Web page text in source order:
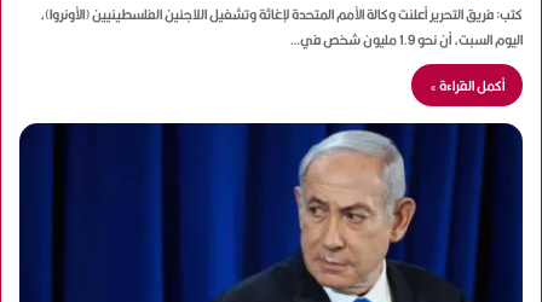
كتب: فريق التحرير أعلنت وكالة الأمم المتحدة لإغاثة وتشغيل اللاجئين الفلسطينيين (الأونروا)،
اليوم السبت، أن نحو 1.9 مليون شخص في…
أكمل القراءة »